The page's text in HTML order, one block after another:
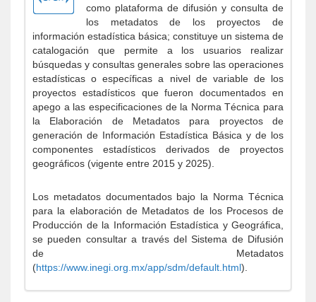
como plataforma de difusión y consulta de
los metadatos de los proyectos de
información estadística básica; constituye un sistema de
catalogación que permite a los usuarios realizar
búsquedas y consultas generales sobre las operaciones
estadísticas o específicas a nivel de variable de los
proyectos estadísticos que fueron documentados en
apego a las especificaciones de la Norma Técnica para
la Elaboración de Metadatos para proyectos de
generación de Información Estadística Básica y de los
componentes estadísticos derivados de proyectos
geográficos (vigente entre 2015 y 2025).
Los metadatos documentados bajo la Norma Técnica
para la elaboración de Metadatos de los Procesos de
Producción de la Información Estadística y Geográfica,
se pueden consultar a través del Sistema de Difusión
de Metadatos
(https://www.inegi.org.mx/app/sdm/default.html).